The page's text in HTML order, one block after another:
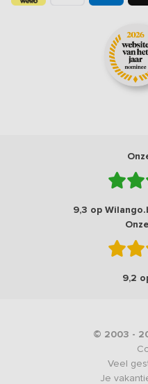
9,3 op
9,2
© 2003 -
Veel
Je